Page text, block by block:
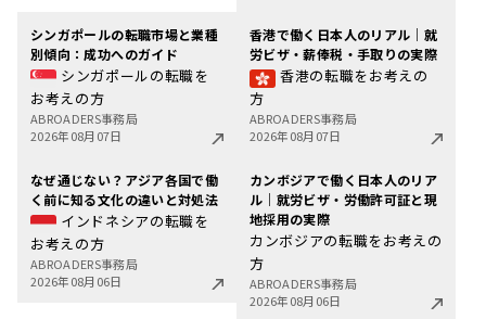
シンガポールの転職市場と業種
別傾向：成功へのガイド
シンガポールの転職を
お考えの方
ABROADERS事務局
2026年08月07日
香港で働く日本人のリアル｜就
労ビザ・薪俸税・手取りの実際
香港の転職をお考えの
方
ABROADERS事務局
2026年08月07日
なぜ通じない？アジア各国で働
く前に知る文化の違いと対処法
インドネシアの転職を
お考えの方
ABROADERS事務局
2026年08月06日
カンボジアで働く日本人のリア
ル｜就労ビザ・労働許可証と現
地採用の実際
カンボジアの転職をお考えの
方
ABROADERS事務局
2026年08月06日